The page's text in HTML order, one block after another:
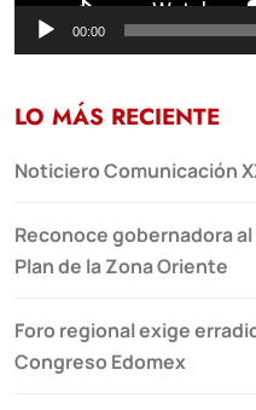
00:00
LO MÁS RECIENTE
Noticiero Comunicación
Reconoce gobernadora
Plan de la Zona Oriente
Foro regional exige
Congreso Edomex